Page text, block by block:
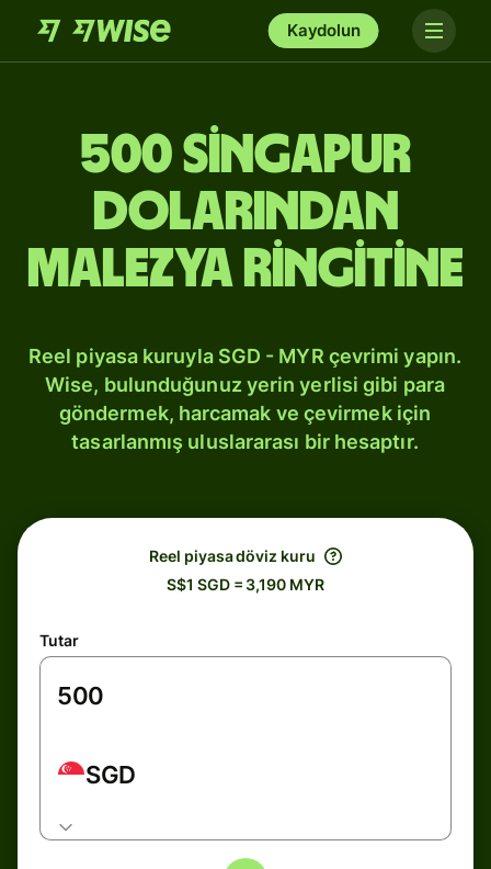
Kaydolun
500 Singapur
dolarından
Malezya ringitine
Reel piyasa kuruyla SGD - MYR çevrimi yapın.
Wise, bulunduğunuz yerin yerlisi gibi para
göndermek, harcamak ve çevirmek için
tasarlanmış uluslararası bir hesaptır.
Reel piyasa döviz kuru
S$1 SGD = 3,190 MYR
Tutar
SGD